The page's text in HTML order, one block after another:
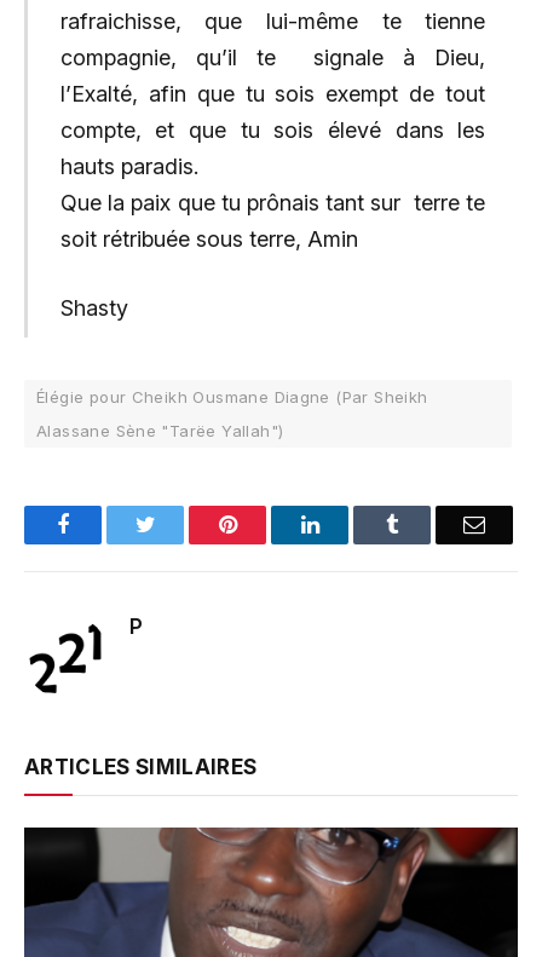
rafraichisse, que lui-même te tienne
compagnie, qu’il te signale à Dieu,
l’Exalté, afin que tu sois exempt de tout
compte, et que tu sois élevé dans les
hauts paradis.
Que la paix que tu prônais tant sur terre te
soit rétribuée sous terre, Amin
Shasty
Élégie pour Cheikh Ousmane Diagne (Par Sheikh
Alassane Sène "Tarëe Yallah")
FacebookTwitter Pinterest LinkedInTumblr Email
P
ARTICLES SIMILAIRES